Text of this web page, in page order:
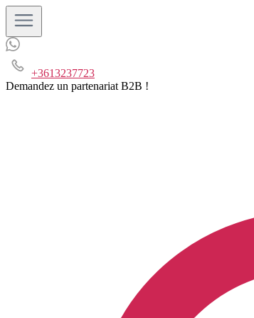
+3613237723
Demandez un partenariat B2B !